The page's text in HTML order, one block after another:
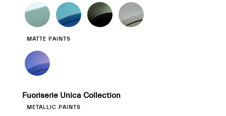
MATTE PAINTS
Fuoriserie Unica Collection
METALLIC PAINTS